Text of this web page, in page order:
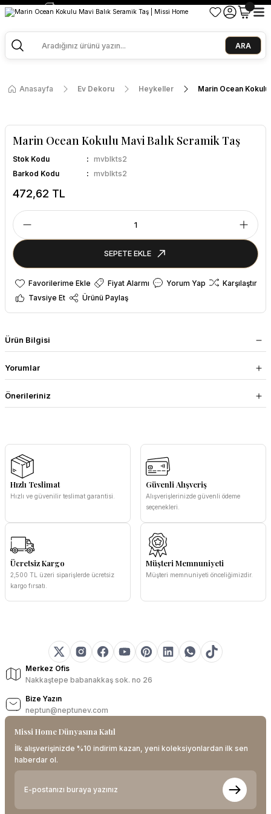
2500 TL ve Üzeri Alışverişlerde Kargo Bedava!
ARA
Anasayfa Ev Dekoru Heykeller Marin Ocean
Marin Ocean Kokulu Mavi Balık Seramik Taş
Stok Kodu
mvblkts2
Barkod Kodu
mvblkts2
472,62 TL
SEPETE EKLE
Fiyat Alarmı Yorum Yap
Karşılaştır
Tavsiye Et
Ürünü Paylaş
Ürün Bilgisi
Yorumlar
Önerileriniz
Hızlı Teslimat
Hızlı ve güvenilir teslimat garantisi.
Güvenli Alışveriş
Alışverişlerinizde güvenli ödeme
seçenekleri.
Ücretsiz Kargo
2,500 TL üzeri siparişlerde ücretsiz
kargo fırsatı.
Müşteri Memnuniyeti
Müşteri memnuniyeti önceliğimizdir.
Merkez Ofis
Nakkaştepe babanakkaş sok. no 26
Bize Yazın
neptun@neptunev.com
Missi Home Dünyasına Katıl
İlk alışverişinizde %10 indirim kazan, yeni koleksiyonlardan ilk sen
haberdar ol.